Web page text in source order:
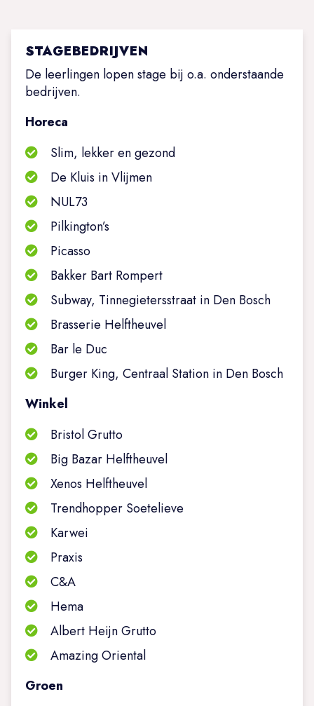
STAGEBEDRIJVEN
De leerlingen lopen stage bij o.a. onderstaande
bedrijven.
Horeca
Slim, lekker en gezond
De Kluis in Vlijmen
NUL73
Pilkington’s
Picasso
Bakker Bart Rompert
Subway, Tinnegietersstraat in Den Bosch
Brasserie Helftheuvel
Bar le Duc
Burger King, Centraal Station in Den Bosch
Winkel
Bristol Grutto
Big Bazar Helftheuvel
Xenos Helftheuvel
Trendhopper Soetelieve
Karwei
Praxis
C&A
Hema
Albert Heijn Grutto
Amazing Oriental
Groen